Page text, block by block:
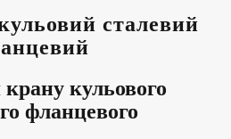
сталевий
крану кульового
фланцевого